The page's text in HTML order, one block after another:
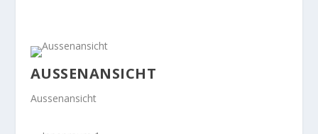
AUSSENANSICHT
Aussenansicht